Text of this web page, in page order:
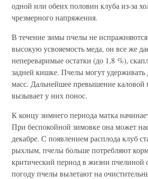
одной или обеих половин клуба из-за
чрезмерного напряжения.
В течение зимы пчелы не
высокую усвояемость меда, он все же
непереваримые остатки (до 1,8 %),
задней кишке. Пчелы могут
масс. Дальнейшее превышение каловой
вызывает у них понос.
К концу зимнего периода матка
При беспокойной зимовке она может
декабре. С появлением расплода клуб
рыхлым, пчелы больше потребляют
критический период в жизни пчелиной
погоду пчелы вылетают на